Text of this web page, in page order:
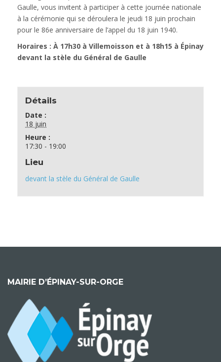
Gaulle, vous invitent à participer à cette journée nationale
à la cérémonie qui se déroulera le jeudi 18 juin prochain
pour le 86e anniversaire de l’appel du 18 juin 1940.
Horaires : À 17h30 à Villemoisson et à 18h15 à Épinay
devant la stèle du Général de Gaulle
Détails
Date :
18 juin
Heure :
17:30 - 19:00
Lieu
devant la stèle du Général de Gaulle
MAIRIE D’ÉPINAY-SUR-ORGE